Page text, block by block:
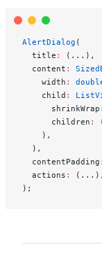
AlertDialog (
  title
:
(...),
  content
:
    width
:
    child
:
      shrinkWrap
:
      children
:
    ),
  ),
  contentPadding
:
  actions
:
(...),
);